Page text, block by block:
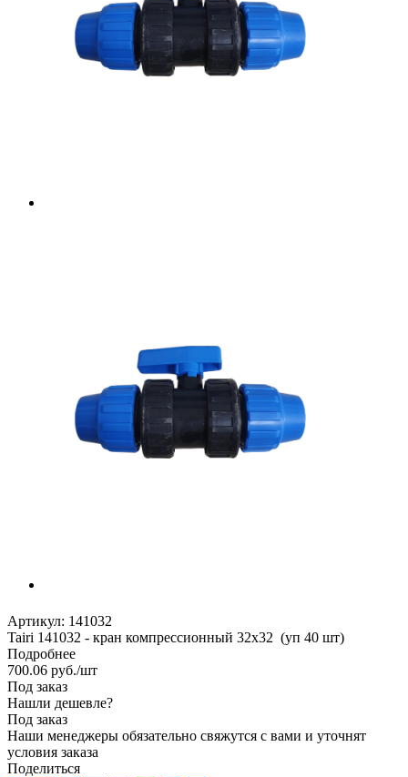
Артикул: 141032
Tairi 141032 - кран компрессионный 32х32 (уп 40 шт)
Подробнее
700.06 руб./шт
Под заказ
Нашли дешевле?
Под заказ
Наши менеджеры обязательно свяжутся с вами и уточнят
условия заказа
Поделиться